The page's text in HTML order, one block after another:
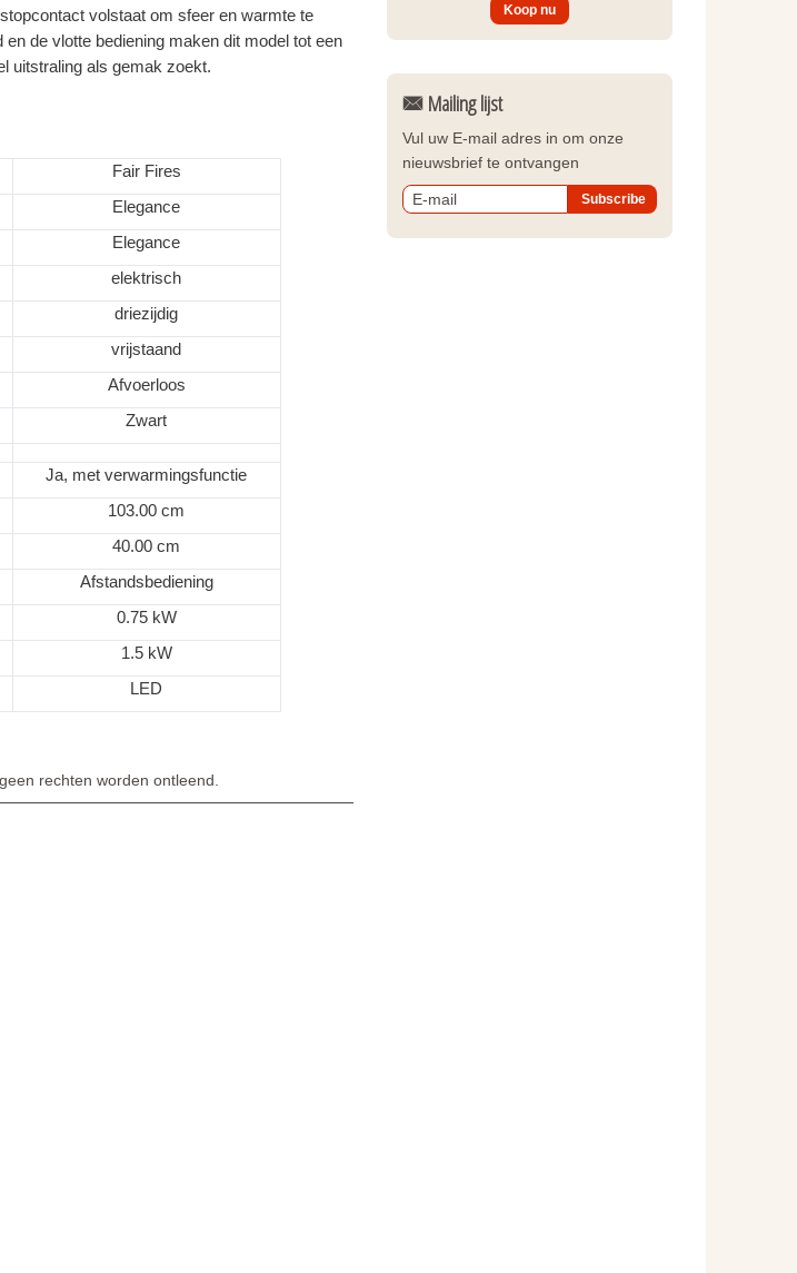
volstaat om sfeer en warmte te
de vlotte bediening maken dit model tot een
uitstraling als gemak zoekt.
Fair Fires
Elegance
Elegance
elektrisch
driezijdig
vrijstaand
Afvoerloos
Zwart
Ja, met verwarmingsfunctie
103.00 cm
40.00 cm
Afstandsbediening
0.75 kW
1.5 kW
LED
rechten worden ontleend.
Mailing lijst
Vul uw E-mail adres in om onze
nieuwsbrief te ontvangen